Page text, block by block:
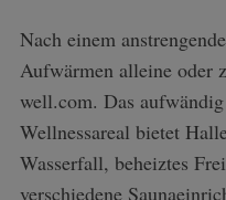
Nach einem
Aufwärmen alleine oder
well.com. Das
Wellnessareal bietet
Wasserfall, beheiztes
verschiedene
a
r
c